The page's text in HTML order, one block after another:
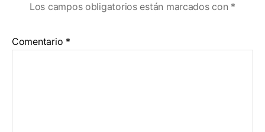
Los campos obligatorios están marcados con *
Comentario *